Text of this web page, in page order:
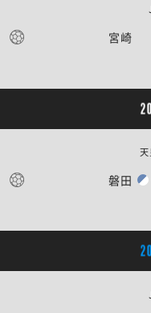
宮崎
磐田